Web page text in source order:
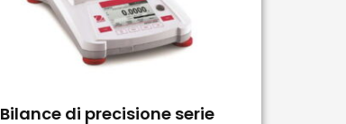
Bilance di precisione serie